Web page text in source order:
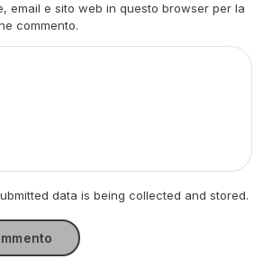
email e sito web in questo browser per la
commento.
data is being collected and stored.